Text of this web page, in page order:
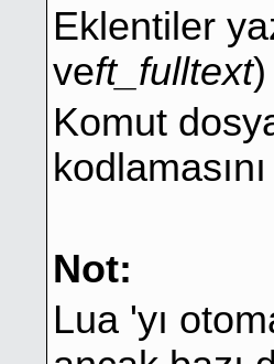
Eklentiler
veft_fulltext)
Komut
Not:
Lua 'yı